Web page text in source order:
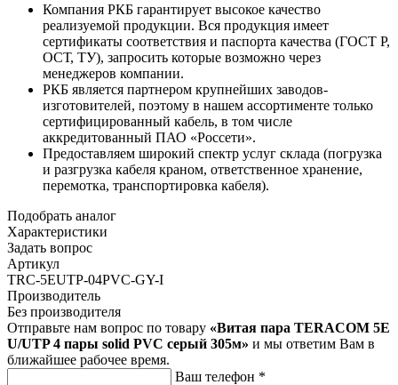
Компания РКБ гарантирует высокое качество
реализуемой продукции. Вся продукция имеет
сертификаты соответствия и паспорта качества (ГОСТ Р,
ОСТ, ТУ), запросить которые возможно через
менеджеров компании.
РКБ является партнером крупнейших заводов-
изготовителей, поэтому в нашем ассортименте только
сертифицированный кабель, в том числе
аккредитованный ПАО «Россети».
Предоставляем широкий спектр услуг склада (погрузка
и разгрузка кабеля краном, ответственное хранение,
перемотка, транспортировка кабеля).
Подобрать аналог
Характеристики
Задать вопрос
Артикул
TRC-5EUTP-04PVC-GY-I
Производитель
Без производителя
Отправьте нам вопрос по товару «Витая пара TERACOM 5Е
U/UTP 4 пары solid PVC серый 305м» и мы ответим Вам в
ближайшее рабочее время.
Ваш телефон *